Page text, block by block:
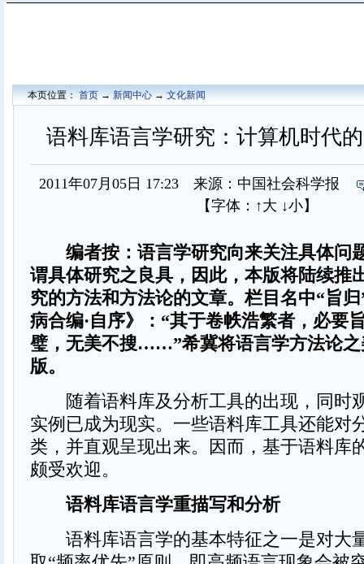
本页位置：首页→新闻中心→文化新闻
语料库语言学研究：计算机时代
2011年07月05日 17:23 来源：中国社会科学报
【字体： ↑大 ↓小】
编者按：语言学研究向来关注具体问
谓具体研究之良具，因此，本版将陆续推
究的方法和方法论的文章。栏目名中“旨
病合编·自序》：“其于卷帙浩繁者，必要
璧，无美不搜……”希冀将语言学方法论之
版。
随着语料库及分析工具的出现，同时
实例已成为现实。一些语料库工具还能对
类，并直观呈现出来。因而，基于语料库
颇受欢迎。
语料库语言学重描写和分析
语料库语言学的基本特征之一是对大